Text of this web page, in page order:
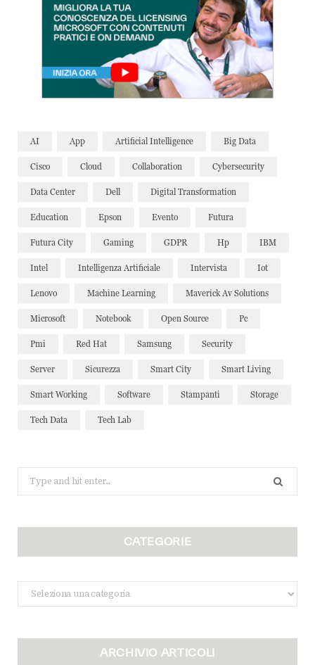
AI App Artificial Intelligence Big Data
Cisco Cloud Collaboration Cybersecurity
Data Center Dell Digital Transformation
Education Epson Evento Futura
Futura City Gaming GDPR Hp IBM
Intel Intelligenza Artificiale Intervista Iot
Lenovo Machine Learning Maverick Av Solutions
Microsoft Notebook Open Source Pc
Pmi Red Hat Samsung Security
Server Sicurezza Smart City Smart Living
Smart Working Software Stampanti Storage
Tech Data Tech Lab
Search
for:
CATEGORIE
Categorie
ARCHIVIO ARTICOLI